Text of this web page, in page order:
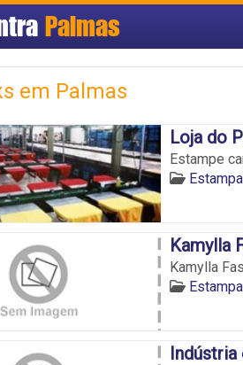
Palmas
em Palmas
Loja do
Estampe
Kamylla
Kamylla